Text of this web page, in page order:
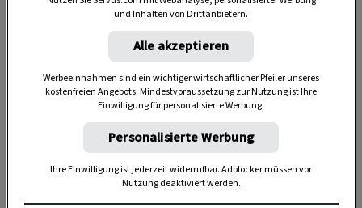
30 Minuten
und Inhalten von Drittanbietern.
Alle akzeptieren
Werbeeinnahmen sind ein wichtiger wirtschaftlicher Pfeiler unseres
kostenfreien Angebots. Mindestvoraussetzung zur Nutzung ist Ihre
Einwilligung für personalisierte Werbung.
Personalisierte Werbung
Ihre Einwilligung ist jederzeit widerrufbar. Adblocker müssen vor
Nutzung deaktiviert werden.